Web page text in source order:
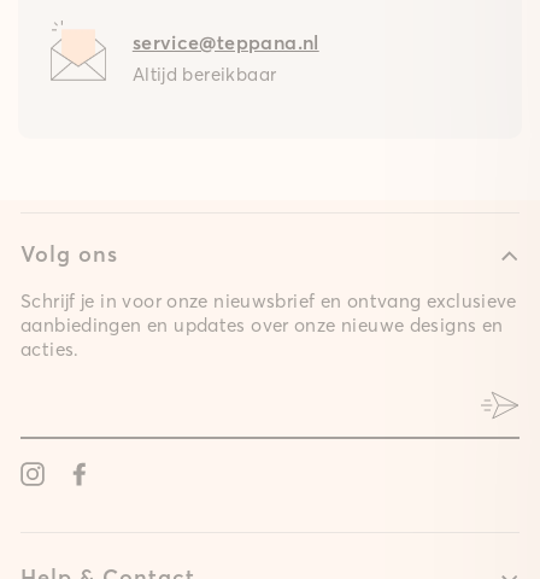
service@teppana.nl
Altijd bereikbaar
Volg ons
Schrijf je in voor onze nieuwsbrief en ontvang exclusieve
aanbiedingen en updates over onze nieuwe designs en
acties.
Instagram